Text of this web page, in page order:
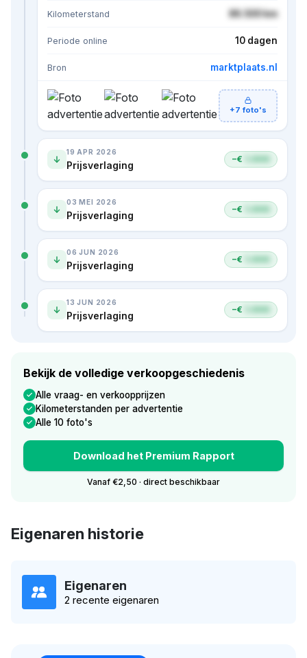
Kilometerstand 86.500 km
Periode online 10 dagen
Bron marktplaats.nl
+7 foto's
19 APR 2026
Prijsverlaging −€
03 MEI 2026
Prijsverlaging −€
06 JUN 2026
Prijsverlaging −€
13 JUN 2026
Prijsverlaging −€
Bekijk de volledige verkoopgeschiedenis
Alle vraag- en verkoopprijzen
Kilometerstanden per advertentie
Alle 10 foto's
Download het Premium Rapport
Vanaf €2,50 · direct beschikbaar
Eigenaren historie
Eigenaren
2 recente eigenaren